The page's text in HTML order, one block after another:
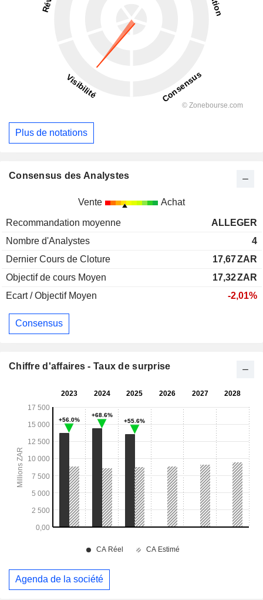
Plus de notations
Consensus des Analystes
Vente Achat
Recommandation moyenne
ALLEGER
Nombre d'Analystes
4
Dernier Cours de Cloture
17,67ZAR
Objectif de cours Moyen
17,32ZAR
Ecart / Objectif Moyen
-2,01%
Consensus
Chiffre d'affaires - Taux de surprise
Agenda de la société